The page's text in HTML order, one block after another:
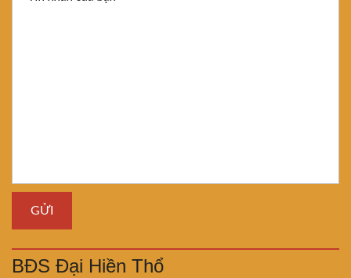
BĐS Đại Hiền Thổ